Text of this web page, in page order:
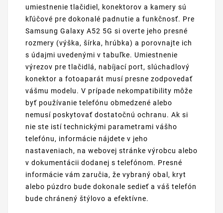
umiestnenie tlačidiel, konektorov a kamery sú
kľúčové pre dokonalé padnutie a funkčnosť. Pre
Samsung Galaxy A52 5G si overte jeho presné
rozmery (výška, šírka, hrúbka) a porovnajte ich
s údajmi uvedenými v tabuľke. Umiestnenie
výrezov pre tlačidlá, nabíjací port, slúchadlový
konektor a fotoaparát musí presne zodpovedať
vášmu modelu. V prípade nekompatibility môže
byť používanie telefónu obmedzené alebo
nemusí poskytovať dostatočnú ochranu. Ak si
nie ste istí technickými parametrami vášho
telefónu, informácie nájdete v jeho
nastaveniach, na webovej stránke výrobcu alebo
v dokumentácii dodanej s telefónom. Presné
informácie vám zaručia, že vybraný obal, kryt
alebo púzdro bude dokonale sedieť a váš telefón
bude chránený štýlovo a efektívne.